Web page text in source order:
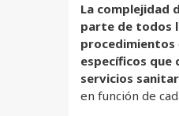
La complejidad
parte de todos
procedimientos
específicos que
servicios
en función de